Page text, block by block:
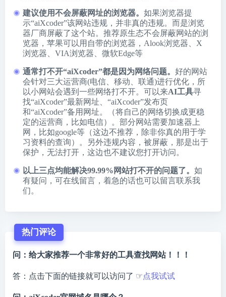
建议使用不会屏蔽网址的浏览器。 如果浏览器提
示“aiXcoder”该网站违规，并非真的违规。而是浏览
器厂商屏蔽了这个站。推荐原生态不会屏蔽网站的浏
览器，苹果可以用自带的浏览器， Alook浏览器
X
浏览器
VIA浏览器 微软Edge等
通常打不开“aiXcoder”都是因为网络问题。 好的网站
会针对三大运营商(电信、移动、联通)进行优化，所
以小网站会遇到一些网络打不开。可以来AI工具寻
找“aiXcoder”最新网址、“aiXcoder”发布页
和“aiXcoder”备用网址。（将自己的网络切换成更稳
定的运营商，比如电信）。部分网站需要加速器上
网，比如google等（这边不推荐，除非你真的用于学
习资料的查询）。另外违规内容，被屏蔽，那是出于
保护，无法打开，这边也不建议您打开访问。
以上三点均能解决99.99%网站打不开的问题了。 如
有疑问，可在线留言，着急的话也可以留言联系我
们。
热门评论
问：给大家推荐一个非常好的工具查找网站！！！
答：点击下面的链接就可以访问了 ☞点我试试